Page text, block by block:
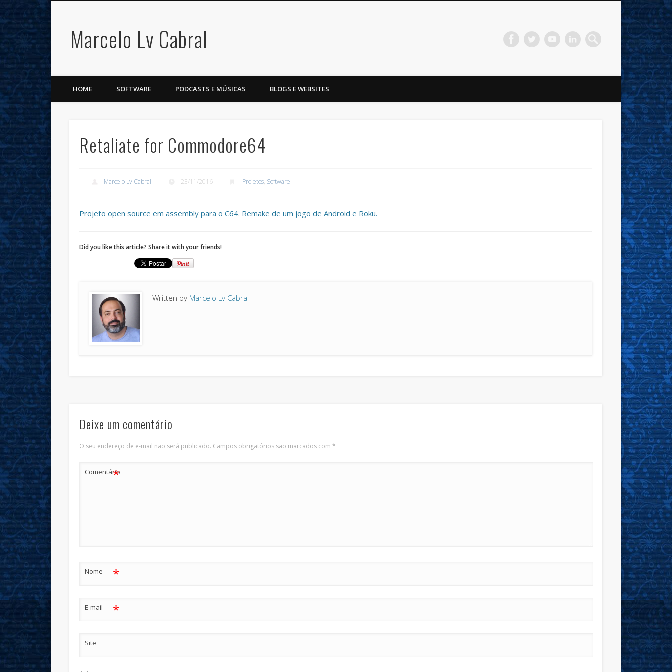
Marcelo Lv Cabral
FacebookTwitter Vimeo LinkedIn
HOME SOFTWARE PODCASTS E MÚSICAS BLOGS E WEBSITES
Retaliate for Commodore64
Marcelo Lv Cabral 23/11/2016 Projetos, Software
Projeto open source em assembly para o C64. Remake de um jogo de Android e Roku.
Did you like this article? Share it with your friends!
Written by Marcelo Lv Cabral
Deixe um comentário
O seu endereço de e-mail não será publicado. Campos obrigatórios são marcados com *
Comentário
*
Nome *
E-mail *
Site